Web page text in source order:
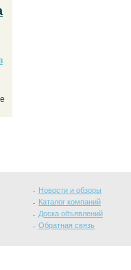
Новости и обзоры
Каталог компаний
Доска объявлений
Обратная связь